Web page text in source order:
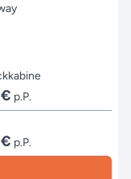
p.P.
p.P.